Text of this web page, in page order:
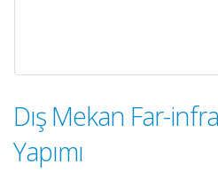
Dış Mekan Far-
Yapımı